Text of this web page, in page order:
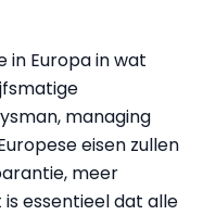
in Europa in wat
managing
eisen zullen
meer
essentieel dat alle